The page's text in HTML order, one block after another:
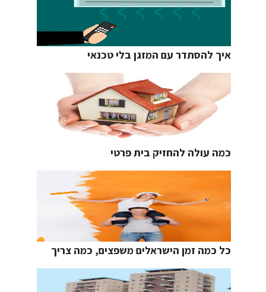
איך להסתדר עם המזגן בלי טכנאי
כמה עולה להחזיק בית פרטי
כל כמה זמן הישראלים משפצים, כמה צריך